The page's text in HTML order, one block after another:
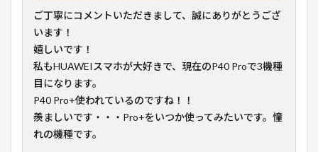
ご丁寧にコメントいただきまして、誠にありがとうござ
います！
嬉しいです！
私もHUAWEIスマホが大好きで、現在のP40 Proで3機種
目になります。
P40 Pro+使われているのですね！！
羨ましいです・・・Pro+をいつか使ってみたいです。憧
れの機種です。